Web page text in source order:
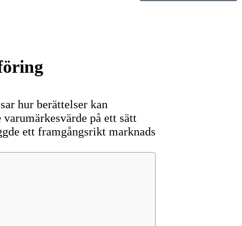
hur berättelser kan
på ett sätt
ett framgångsrikt marknads